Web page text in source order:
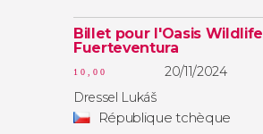
Billet pour l'Oasis Wildlife
Fuerteventura
10,00
20/11/2024
Dressel Lukáš
République tchèque